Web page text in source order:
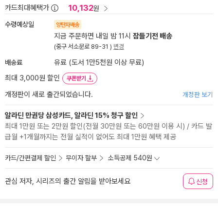
카드최대혜택가 10,132원
수령예상일 양탄자배송
지금 주문하면 내일 밤 11시 잠들기전 배송
(중구 서소문로 89-31 ) 변경
배송료
유료 (도서 1만5천원 이상 무료)
최대 3,000원 할인
쿠폰받기
개정판이 새로 출간되었습니다. 개정판 보기
알라딘 만권당 삼성카드, 알라딘 15% 청구 할인
최대 1만원 또는 2만원 할인(전월 30만원 또는 60만원 이용 시) / 카드 발
급월 +1개월까지는 전월 실적이 없어도 최대 1만원 혜택 제공
카드/간편결제 할인 무이자 할부 소득공제 540원
관심 저자, 시리즈의 출간 알림을 받아보세요 신청